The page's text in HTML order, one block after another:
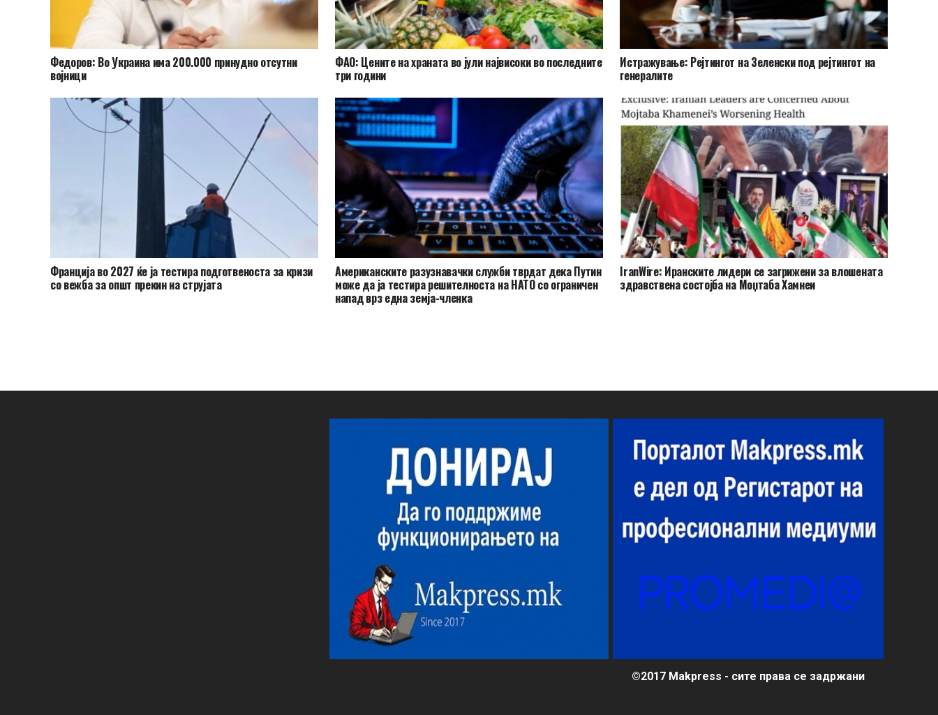
Федоров: Во Украина има 200.000 принудно отсутни
војници
ФАО: Цените на храната во јули највисоки во последните
три години
Истражување: Рејтингот на Зеленски под рејтингот на
генералите
Франција во 2027 ќе ја тестира подготвеноста за кризи
со вежба за општ прекин на струјата
Американските разузнавачки служби тврдат дека Путин
може да ја тестира решителноста на НАТО со ограничен
напад врз една земја-членка
IranWire: Иранските лидери се загрижени за влошената
здравствена состојба на Моџтаба Хамнеи
©2017 Makpress - сите права се задржани